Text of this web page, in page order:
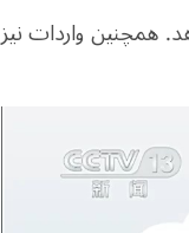
9.8 درصد رشد را نشان می‌دهد. همچنین واردات نیز